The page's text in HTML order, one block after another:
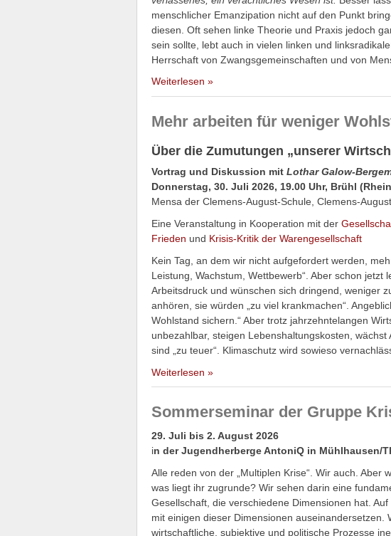
menschlicher Emanzipation nicht auf den Punkt
diesen. Oft sehen linke Theorie und Praxis jedoch
sein sollte, lebt auch in vielen linken und
Herrschaft von Zwangsgemeinschaften und von
Weiterlesen »
Mehr arbeiten für weniger
Über die Zumutungen „unserer
Vortrag und Diskussion mit Lothar Galow-
Donnerstag, 30. Juli 2026, 19.00 Uhr, Brühl
Mensa der Clemens-August-Schule, Clemens-
Eine Veranstaltung in Kooperation mit der
Frieden und Krisis-Kritik der Warengesellschaft
Kein Tag, an dem wir nicht aufgefordert werden,
Leistung, Wachstum, Wettbewerb“. Aber schon
Arbeitsdruck und wünschen sich dringend, weniger
anhören, sie würden „zu viel krankmachen“.
Wohlstand sichern.“ Aber trotz jahrzehntelangen
unbezahlbar, steigen Lebenshaltungskosten,
sind „zu teuer“. Klimaschutz wird sowieso
Weiterlesen »
Sommerseminar der Gruppe
29. Juli bis 2. August 2026
in der Jugendherberge AntoniQ in Mühlhausen/
Alle reden von der „Multiplen Krise“. Wir auch. Aber
was liegt ihr zugrunde? Wir sehen darin eine
Gesellschaft, die verschiedene Dimensionen hat.
mit einigen dieser Dimensionen auseinandersetzen.
wirtschaftliche, subjektive und politische Prozesse